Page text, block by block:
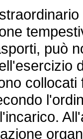
può